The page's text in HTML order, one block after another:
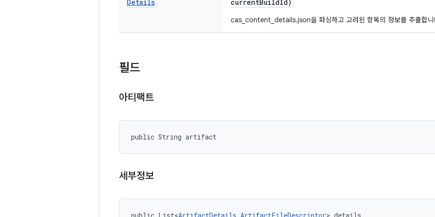
Details currentBuild Id)
cas_content_details.json을 파싱하고 고려된 항목의 정보를 추출합
필드
아티팩트
public String artifact
세부정보